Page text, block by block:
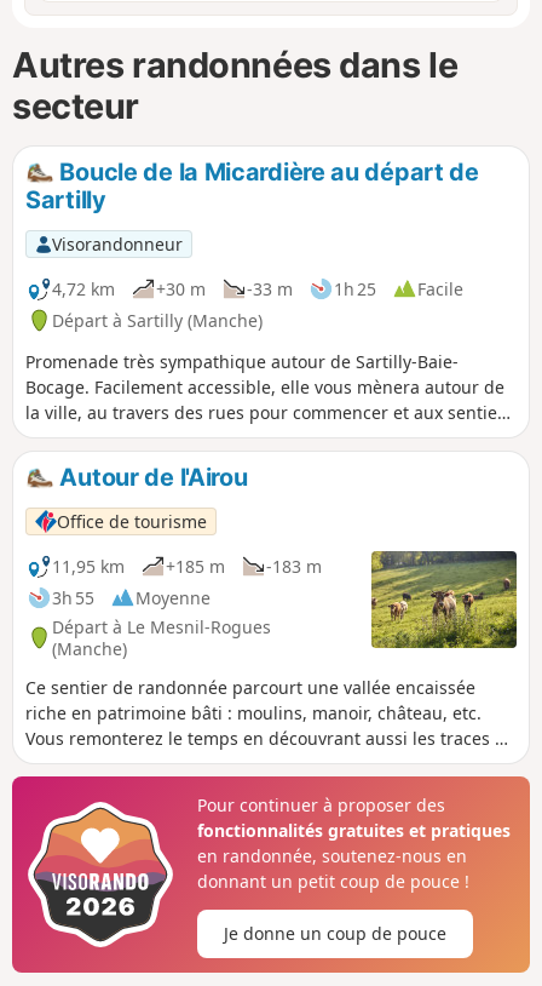
Autres randonnées dans le
secteur
Boucle de la Micardière au départ de
Sartilly
Visorandonneur
4,72 km
+30 m -33 m 1h 25
Facile
Départ à Sartilly (Manche)
Promenade très sympathique autour de Sartilly-Baie-
Bocage. Facilement accessible, elle vous mènera autour de
la ville, au travers des rues pour commencer et aux sentiers
bien aménagés pour finir. Vous longerez les prés avec de
nombreux chevaux.
Autour de l'Airou
Office de tourisme
11,95 km
+185 m
-183 m
3h 55
Moyenne
Départ à Le Mesnil-Rogues
(Manche)
Ce sentier de randonnée parcourt une vallée encaissée
riche en patrimoine bâti : moulins, manoir, château, etc.
Vous remonterez le temps en découvrant aussi les traces du
passage de l'écrivain Rémy de Gourmont.
Pour continuer à proposer des
fonctionnalités gratuites et pratiques
en randonnée, soutenez-nous en
donnant un petit coup de pouce !
Je donne un coup de pouce